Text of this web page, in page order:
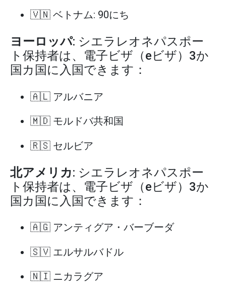
🇻🇳 ベトナム: 90にち
ヨーロッパ: シエラレオネパスポー
ト保持者は、電子ビザ（eビザ）3か
国カ国に入国できます：
🇦🇱 アルバニア
🇲🇩 モルドバ共和国
🇷🇸 セルビア
北アメリカ: シエラレオネパスポー
ト保持者は、電子ビザ（eビザ）3か
国カ国に入国できます：
🇦🇬 アンティグア・バーブーダ
🇸🇻 エルサルバドル
🇳🇮 ニカラグア